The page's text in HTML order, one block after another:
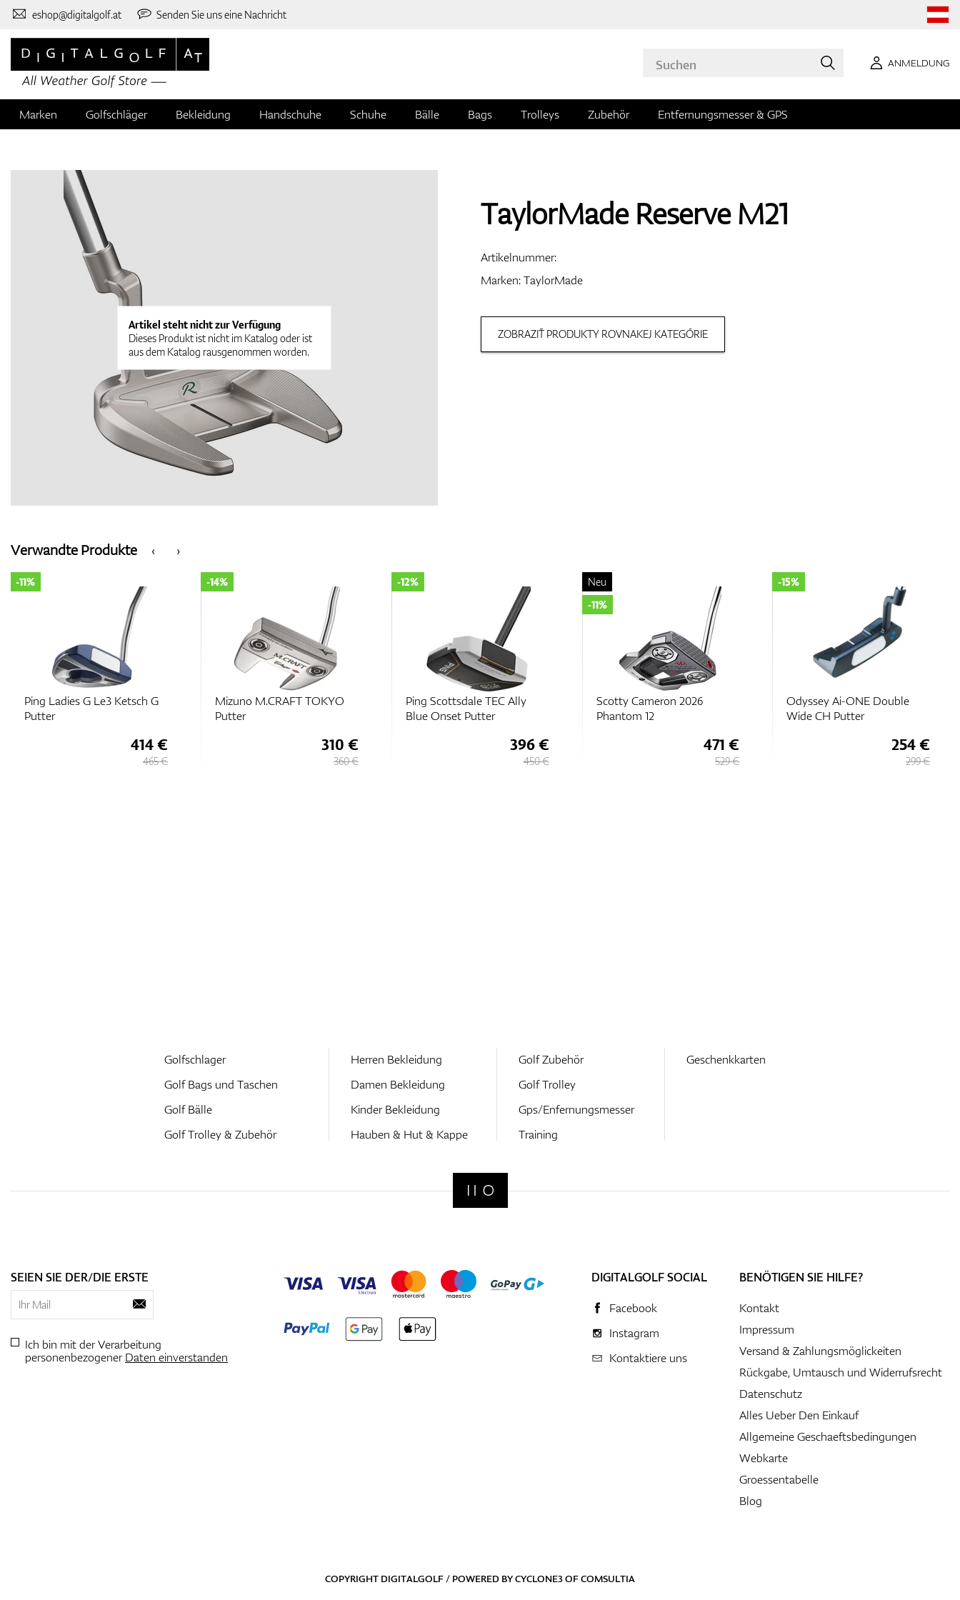
eshop@digitalgolf.at Senden Sie uns eine Nachricht
ANMELDUNG
Marken Golfschläger Bekleidung Handschuhe Schuhe Bälle Bags Trolleys Zubehör Entfernungsmesser & GPS
Artikel steht nicht zur Verfügung
Dieses Produkt ist nicht im Katalog oder ist
aus dem Katalog rausgenommen worden.
TaylorMade Reserve M21
Artikelnummer:
Marken:TaylorMade
ZOBRAZIŤ PRODUKTY ROVNAKEJ KATEGÓRIE
‹
Verwandte Produkte ›
Ping Ladies G Le3 Ketsch G
Putter
-11%
414 €
465 €
Mizuno M.CRAFT TOKYO
Putter
-14%
310 €
360 €
Ping Scottsdale TEC Ally
Blue Onset Putter
-12%
396 €
450 €
Scotty Cameron 2026
Phantom 12
Neu
-11%
471 €
529 €
Odyssey Ai-ONE Double
Wide CH Putter
-15%
254 €
299 €
Golfschlager
Golf Bags und Taschen
Golf Bälle
Golf Trolley & Zubehör
Herren Bekleidung
Damen Bekleidung
Kinder Bekleidung
Hauben & Hut & Kappe
Golf Zubehör
Golf Trolley
Gps/Enfernungsmesser
Training
Geschenkkarten
SEIEN SIE DER/DIE ERSTE
Ich bin mit der Verarbeitung
personenbezogenerDaten einverstanden
DIGITALGOLF SOCIAL
Facebook
Instagram
Kontaktiere uns
BENÖTIGEN SIE HILFE?
Kontakt
Impressum
Versand & Zahlungsmöglickeiten
Rückgabe, Umtausch und Widerrufsrecht
Datenschutz
Alles Ueber Den Einkauf
Allgemeine Geschaeftsbedingungen
Webkarte
Groessentabelle
Blog
COPYRIGHT DIGITALGOLF / POWERED BYCYCLONE3OFCOMSULTIA